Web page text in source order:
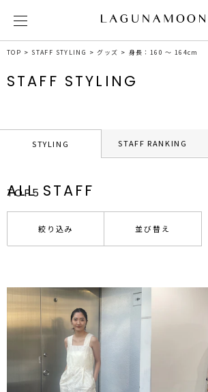
TOP STAFF STYLING グッズ 身長：160 ～ 164cm
STAFF STYLING
STYLING STAFF RANKING
TOP5
ALL STAFF
絞り込み 並び替え